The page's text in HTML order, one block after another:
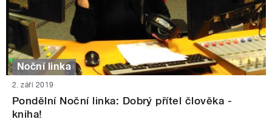
Noční linka
2. září 2019
Pondělní Noční linka: Dobrý přítel člověka -
kniha!